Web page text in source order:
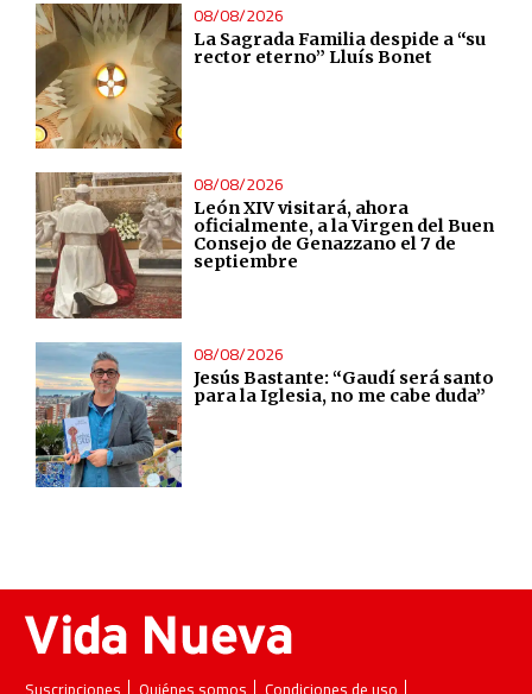
08/08/2026
La Sagrada Familia despide a “su
rector eterno” Lluís Bonet
08/08/2026
León XIV visitará, ahora
oficialmente, a la Virgen del Buen
Consejo de Genazzano el 7 de
septiembre
08/08/2026
Jesús Bastante: “Gaudí será santo
para la Iglesia, no me cabe duda”
Suscripciones Quiénes somos Condiciones de uso